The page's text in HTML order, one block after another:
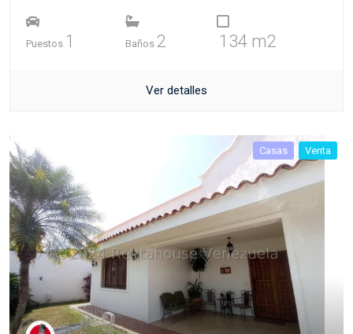
Puestos 1 Baños 2 134 m2
Ver detalles
Casas Venta